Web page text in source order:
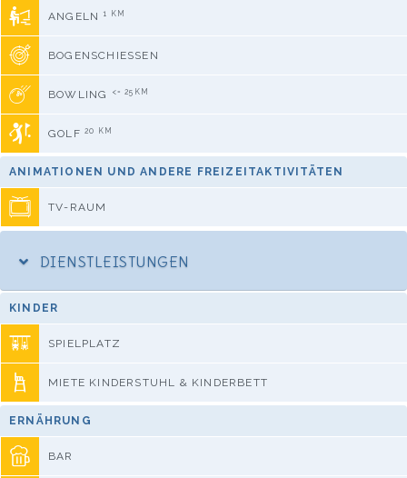
ANGELN 1 KM
BOGENSCHIESSEN
BOWLING <= 25KM
GOLF 20 KM
ANIMATIONEN UND ANDERE FREIZEITAKTIVITÄTEN
TV-RAUM
DIENSTLEISTUNGEN
KINDER
SPIELPLATZ
MIETE KINDERSTUHL & KINDERBETT
ERNÄHRUNG
BAR